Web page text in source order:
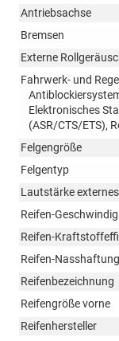
Antriebsachse
Bremsen
Externe
Fahrwerk- und
Elektronisches
(ASR/CTS/ETS),
Felgengröße
Felgentyp
Lautstärke
Reifen-
Reifen-
Reifen-
Reifenbezeichnung
Reifengröße vorne
Reifenhersteller